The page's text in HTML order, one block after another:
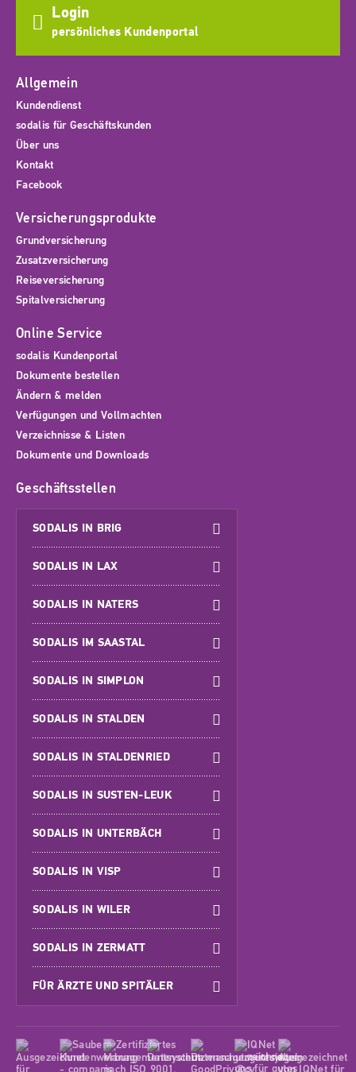
Login
persönliches Kundenportal
Allgemein
Kundendienst
sodalis für Geschäftskunden
Über uns
Kontakt
Facebook
Versicherungsprodukte
Grundversicherung
Zusatzversicherung
Reiseversicherung
Spitalversicherung
Online Service
sodalis Kundenportal
Dokumente bestellen
Ändern & melden
Verfügungen und Vollmachten
Verzeichnisse & Listen
Dokumente und Downloads
Geschäftsstellen
SODALIS IN BRIG
SODALIS IN LAX
SODALIS IN NATERS
SODALIS IM SAASTAL
SODALIS IN SIMPLON
SODALIS IN STALDEN
SODALIS IN STALDENRIED
SODALIS IN SUSTEN-LEUK
SODALIS IN UNTERBÄCH
SODALIS IN VISP
SODALIS IN WILER
SODALIS IN ZERMATT
FÜR ÄRZTE UND SPITÄLER